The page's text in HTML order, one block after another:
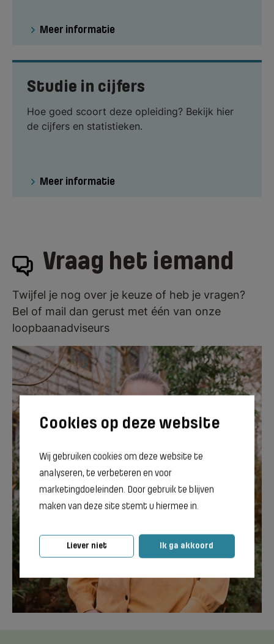
Wij gebruiken cookies om deze website te
analyseren, te verbeteren en voor
marketingdoeleinden. Door gebruik te blijven
maken van deze site stemt u hiermee in.
Liever niet Ik ga akkoord
Meer informatie
Studie in cijfers
Hoe goed scoort deze opleiding? Bekijk hier
de cijfers en statistieken.
Meer informatie
Vraag het iemand
Twijfel je nog over je keuze of heb je vragen?
Bel of mail dan gerust met één van onze
loopbaanadviseurs
Saskia de Koning
Loopbaanadviseur Terra
Groningen
Neem contact op met Saskia